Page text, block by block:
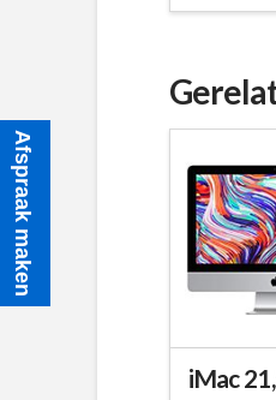
iMac
Afspraak maken